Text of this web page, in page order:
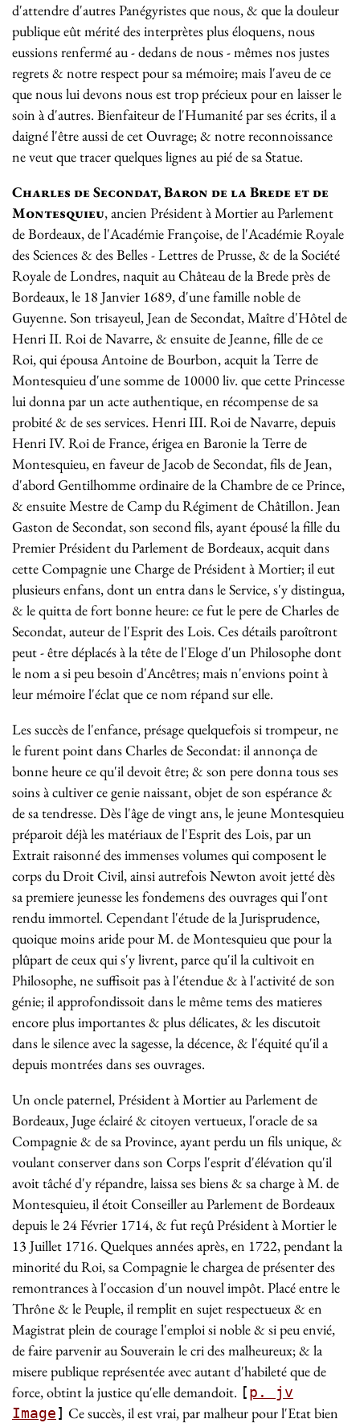
d'attendre d'autres Panégyristes que nous, & que la douleur
publique eût mérité des interprètes plus éloquens, nous
eussions renfermé au - dedans de nous - mêmes nos justes
regrets & notre respect pour sa mémoire; mais l'aveu de ce
que nous lui devons nous est trop précieux pour en laisser le
soin à d'autres. Bienfaiteur de l'Humanité par ses écrits, il a
daigné l'être aussi de cet Ouvrage; & notre reconnoissance
ne veut que tracer quelques lignes au pié de sa Statue.
Charles de Secondat, Baron de la Brede et de
Montesquieu, ancien Président à Mortier au Parlement
de Bordeaux, de l'Académie Françoise, de l'Académie Royale
des Sciences & des Belles - Lettres de Prusse, & de la Société
Royale de Londres, naquit au Château de la Brede près de
Bordeaux, le 18 Janvier 1689, d'une famille noble de
Guyenne. Son trisayeul, Jean de Secondat, Maître d'Hôtel de
Henri II. Roi de Navarre, & ensuite de Jeanne, fille de ce
Roi, qui épousa Antoine de Bourbon, acquit la Terre de
Montesquieu d'une somme de 10000 liv. que cette Princesse
lui donna par un acte authentique, en récompense de sa
probité & de ses services. Henri III. Roi de Navarre, depuis
Henri IV. Roi de France, érigea en Baronie la Terre de
Montesquieu, en faveur de Jacob de Secondat, fils de Jean,
d'abord Gentilhomme ordinaire de la Chambre de ce Prince,
& ensuite Mestre de Camp du Régiment de Châtillon. Jean
Gaston de Secondat, son second fils, ayant épousé la fille du
Premier Président du Parlement de Bordeaux, acquit dans
cette Compagnie une Charge de Président à Mortier; il eut
plusieurs enfans, dont un entra dans le Service, s'y distingua,
& le quitta de fort bonne heure: ce fut le pere de Charles de
Secondat, auteur de l'Esprit des Lois. Ces détails paroîtront
peut - être déplacés à la tête de l'Eloge d'un Philosophe dont
le nom a si peu besoin d'Ancêtres; mais n'envions point à
leur mémoire l'éclat que ce nom répand sur elle.
Les succès de l'enfance, présage quelquefois si trompeur, ne
le furent point dans Charles de Secondat: il annonça de
bonne heure ce qu'il devoit être; & son pere donna tous ses
soins à cultiver ce genie naissant, objet de son espérance &
de sa tendresse. Dès l'âge de vingt ans, le jeune Montesquieu
préparoit déjà les matériaux de l'Esprit des Lois, par un
Extrait raisonné des immenses volumes qui composent le
corps du Droit Civil, ainsi autrefois Newton avoit jetté dès
sa premiere jeunesse les fondemens des ouvrages qui l'ont
rendu immortel. Cependant l'étude de la Jurisprudence,
quoique moins aride pour M. de Montesquieu que pour la
plûpart de ceux qui s'y livrent, parce qu'il la cultivoit en
Philosophe, ne suffisoit pas à l'étendue & à l'activité de son
génie; il approfondissoit dans le même tems des matieres
encore plus importantes & plus délicates, & les discutoit
dans le silence avec la sagesse, la décence, & l'équité qu'il a
depuis montrées dans ses ouvrages.
Un oncle paternel, Président à Mortier au Parlement de
Bordeaux, Juge éclairé & citoyen vertueux, l'oracle de sa
Compagnie & de sa Province, ayant perdu un fils unique, &
voulant conserver dans son Corps l'esprit d'élévation qu'il
avoit tâché d'y répandre, laissa ses biens & sa charge à M. de
Montesquieu, il étoit Conseiller au Parlement de Bordeaux
depuis le 24 Février 1714, & fut reçû Président à Mortier le
13 Juillet 1716. Quelques années après, en 1722, pendant la
minorité du Roi, sa Compagnie le chargea de présenter des
remontrances à l'occasion d'un nouvel impôt. Placé entre le
Thrône & le Peuple, il remplit en sujet respectueux & en
Magistrat plein de courage l'emploi si noble & si peu envié,
de faire parvenir au Souverain le cri des malheureux; & la
misere publique représentée avec autant d'habileté que de
force, obtint la justice qu'elle demandoit. [p. jv
Image] Ce succès, il est vrai, par malheur pour l'Etat bien